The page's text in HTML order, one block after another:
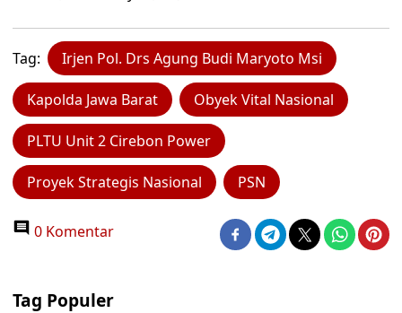
Tag: Irjen Pol. Drs Agung Budi Maryoto Msi
Kapolda Jawa Barat Obyek Vital Nasional
PLTU Unit 2 Cirebon Power
Proyek Strategis Nasional PSN
0 Komentar
Tag Populer